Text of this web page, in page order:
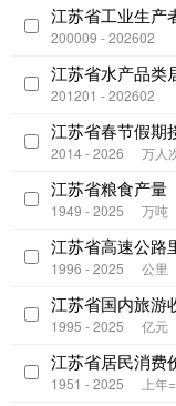
江苏省工业生产
200009 - 202602
江苏省水产品类
201201 - 202602
江苏省春节假期
2014 - 2026 万人
江苏省粮食产量
1949 - 2025 万吨
江苏省高速公路
1996 - 2025 公里
江苏省国内旅游
1995 - 2025 亿元
江苏省居民消费
1951 - 2025 上年